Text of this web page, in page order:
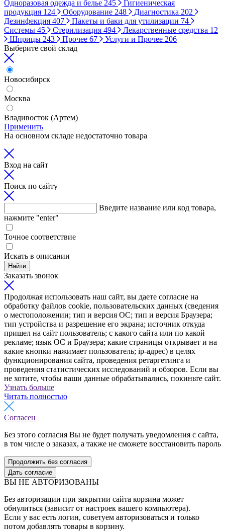
Одноразовая одежда и белье 245
Гигиеническая
продукция 124 Оборудование 248 Диагностика 202
Дезинфекция 407 Пакеты и баки для утилизации 74
Системы 45 Стерилизация 494 Лекарственные средства 12
Шприцы 243 Прочее 67 Услуги и Прочее 206
Выберите свой склад
Новосибирск
Москва
Владивосток (Артем)
Применить
На основном складе недостаточно товара
Вход на сайт
Поиск по сайту
Введите название или код товара,
нажмите "enter"
Точное соответствие
Искать в описании
Найти
Заказать звонок
Продолжая использовать наш сайт, вы даете согласие на
обработку файлов cookie, пользовательских данных (сведения
о местоположении; тип и версия ОС; тип и версия Браузера;
тип устройства и разрешение его экрана; источник откуда
пришел на сайт пользователь; с какого сайта или по какой
рекламе; язык ОС и Браузера; какие страницы открывает и на
какие кнопки нажимает пользователь; ip-адрес) в целях
функционирования сайта, проведения ретаргетинга и
проведения статистических исследований и обзоров. Если вы
не хотите, чтобы ваши данные обрабатывались, покиньте сайт.
Узнать больше
Читать полностью
Согласен
Без этого согласия Вы не будет получать уведомления с сайта,
в том числе о заказах, а также не сможете восстановить пароль
Продолжить без согласия
Дать согласие
ВЫ НЕ АВТОРИЗОВАНЫ
Без авторизации при закрытии сайта корзина может
обнулиться (зависит от настроек вашего компьютера).
Если у вас есть логин, советуем авторизоваться и только
потом добавлять товары в корзину.